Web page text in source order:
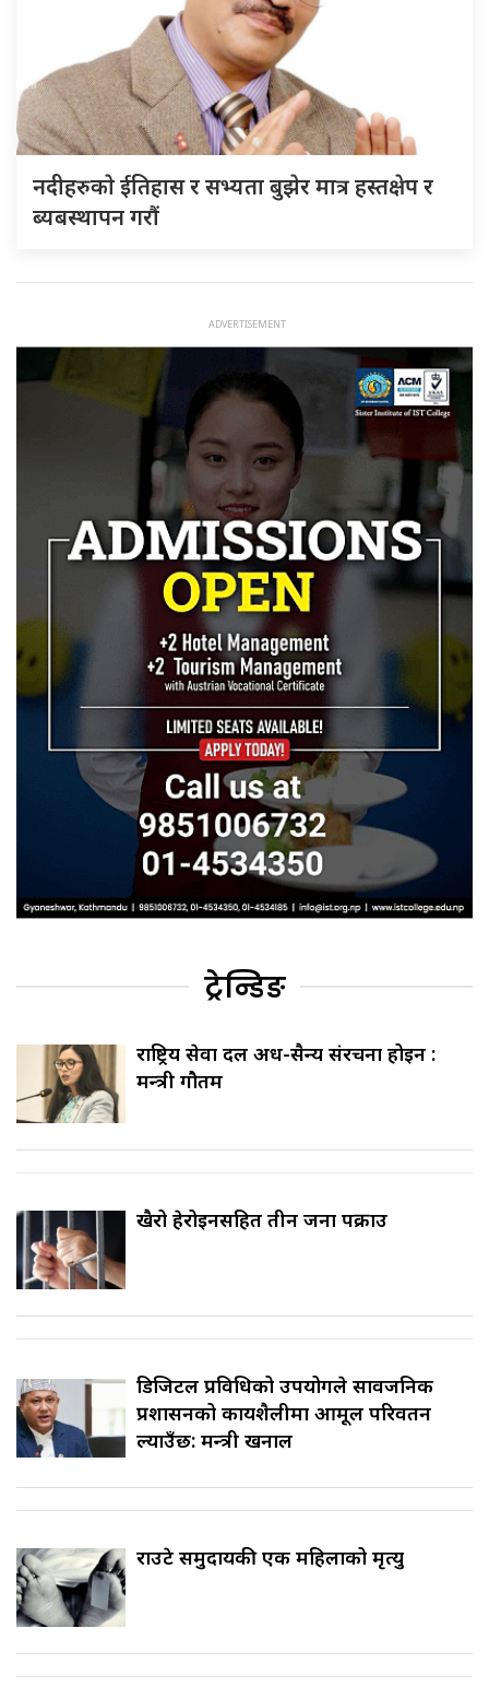
नदीहरुकाे ईतिहास र सभ्यता बुझेर मात्र हस्तक्षेप र
ब्यबस्थापन गराैं
ट्रेन्डिङ
राष्ट्रिय सेवा दल अर्ध-सैन्य संरचना होइन :
मन्त्री गौतम
खैरो हेरोइनसहित तीन जना पक्राउ
डिजिटल प्रविधिको उपयोगले सार्वजनिक
प्रशासनको कार्यशैलीमा आमूल परिवर्तन
ल्याउँछ: मन्त्री खनाल
राउटे समुदायकी एक महिलाको मृत्यु